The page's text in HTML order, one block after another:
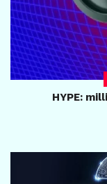
HYPE: